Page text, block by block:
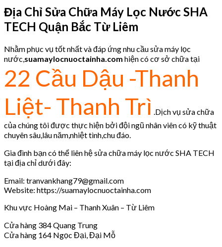
Địa Chỉ Sửa Chữa Máy Lọc Nước SHA
TECH Quận Bắc Từ Liêm
Nhằm phục vụ tốt nhất và đáp ứng nhu cầu sửa máy lọc
nước, suamaylocnuoctainha.com hiện có cơ sở chữa tại
22 Cầu Dậu -Thanh
Liệt- Thanh Trì .Dịch vụ sửa chữa
của chúng tôi được thực hiện bởi đội ngũ nhân viên có kỹ thuật
chuyên sâu,lâu năm,nhiệt tình,chu đáo.
Gia đình bạn có thể liên hệ sửa chữa máy lọc nước SHA TECH
tại địa chỉ dưới đây:
Email: tranvankhang79@gmail.com
Website: https://suamaylocnuoctainha.com
Khu vực Hoàng Mai – Thanh Xuân – Từ Liêm
Cửa hàng 384 Quang Trung
Cửa hàng 164 Ngọc Đại, Đại Mỗ